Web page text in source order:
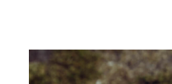
©FotoHelin - stock.adobe